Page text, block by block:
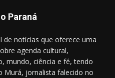
Paraná
de notícias que oferece uma
agenda cultural,
mundo, ciência e fé, tendo
Murá, jornalista falecido no